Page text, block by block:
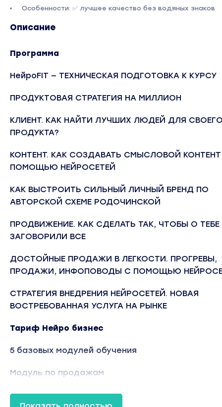
Особенности: ✅ лучшее качество без водяных знаков
Описание
Программа
НейроFIT — ТЕХНИЧЕСКАЯ ПОДГОТОВКА К КУРСУ
ПРОДУКТОВАЯ СТРАТЕГИЯ НА МИЛЛИОН
КЛИЕНТ. КАК НАЙТИ ЛУЧШИХ ЛЮДЕЙ ДЛЯ
ПРОДУКТА?
КОНТЕНТ. КАК СОЗДАВАТЬ СМЫСЛОВОЙ
ПОМОЩЬЮ НЕЙРОСЕТЕЙ
КАК ВЫСТРОИТЬ СИЛЬНЫЙ ЛИЧНЫЙ БРЕНД ПО
АВТОРСКОЙ СХЕМЕ РОДОЧИНСКОЙ
ПРОДВИЖЕНИЕ. КАК СДЕЛАТЬ ТАК, ЧТОБЫ О ТЕБЕ
ЗАГОВОРИЛИ ВСЕ
ДОСТОЙНЫЕ ПРОДАЖИ В ЛЕГКОСТИ. ПРОГРЕВЫ,
ПРОДАЖИ, ИНФОПОВОДЫ С ПОМОЩЬЮ
СТРАТЕГИЯ ВНЕДРЕНИЯ НЕЙРОСЕТЕЙ. НОВАЯ
ВОСТРЕБОВАННАЯ УСЛУГА НА РЫНКЕ
Тариф Нейро бизнес
5 базовых модулей обучения
Модуль по продажам
Модуль по стратегии внедрения нейросетей в